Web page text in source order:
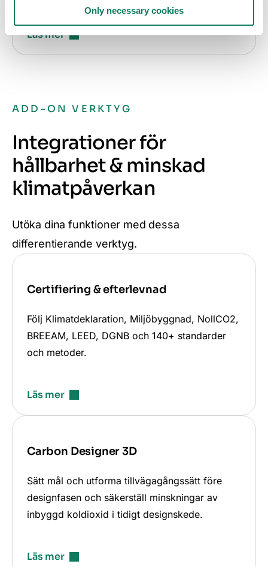
Only necessary cookies
samt avloppsreningssverk.
Läs mer
ADD-ON VERKTYG
Integrationer för
hållbarhet & minskad
klimatpåverkan
Utöka dina funktioner med dessa
differentierande verktyg.
Certifiering & efterlevnad
Följ Klimatdeklaration, Miljöbyggnad, NollCO2,
BREEAM, LEED, DGNB och 140+ standarder
och metoder.
Läs mer
Carbon Designer 3D
Sätt mål och utforma tillvägagångssätt före
designfasen och säkerställ minskningar av
inbyggd koldioxid i tidigt designskede.
Läs mer